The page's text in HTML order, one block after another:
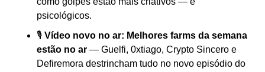
psicológicos.
🎙️ Vídeo novo no ar: Melhores farms da semana
estão no ar — Guelfi, 0xtiago, Crypto Sincero e
Defiremora destrincham tudo no novo episódio do